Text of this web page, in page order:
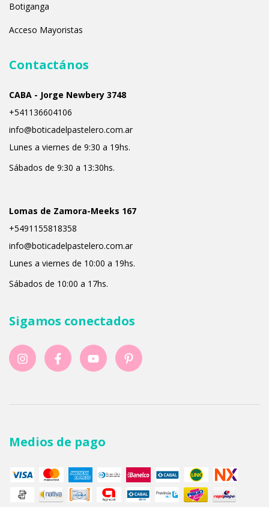
Botiganga
Acceso Mayoristas
Contactános
CABA - Jorge Newbery 3748
+541136604106
info@boticadelpastelero.com.ar
Lunes a viernes de 9:30 a 19hs.
Sábados de 9:30 a 13:30hs.
Lomas de Zamora-Meeks 167
+5491155818358
info@boticadelpastelero.com.ar
Lunes a viernes de 10:00 a 19hs.
Sábados de 10:00 a 17hs.
Sigamos conectados
Medios de pago